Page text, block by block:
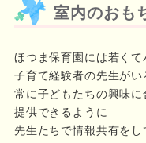
室内のおも
ほつま保育園には若く
子育て経験者の先生がい
常に子どもたちの興味
提供できるように
先生たちで情報共有をし